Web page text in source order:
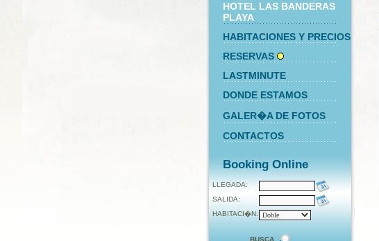
HOTEL LAS BANDERAS
PLAYA
HABITACIONES Y PRECIOS
RESERVAS
LASTMINUTE
DONDE ESTAMOS
GALER�A DE FOTOS
CONTACTOS
Booking Online
LLEGADA:
SALIDA:
HABITACI�N:
BUSCA